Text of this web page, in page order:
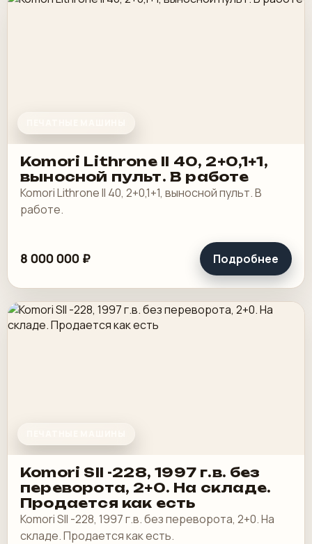
Komori Lithrone II 40, 2+0,1+1,
выносной пульт. В работе
Komori Lithrone II 40, 2+0,1+1, выносной пульт. В
работе.
8 000 000 ₽ Подробнее
Komori SII -228, 1997 г.в. без
переворота, 2+0. На складе.
Продается как есть
Komori SII -228, 1997 г.в. без переворота, 2+0. На
складе. Продается как есть.